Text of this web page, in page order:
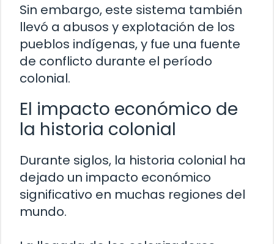
Sin embargo, este sistema también
llevó a abusos y explotación de los
pueblos indígenas, y fue una fuente
de conflicto durante el período
colonial.
El impacto económico de
la historia colonial
Durante siglos, la historia colonial ha
dejado un impacto económico
significativo en muchas regiones del
mundo.